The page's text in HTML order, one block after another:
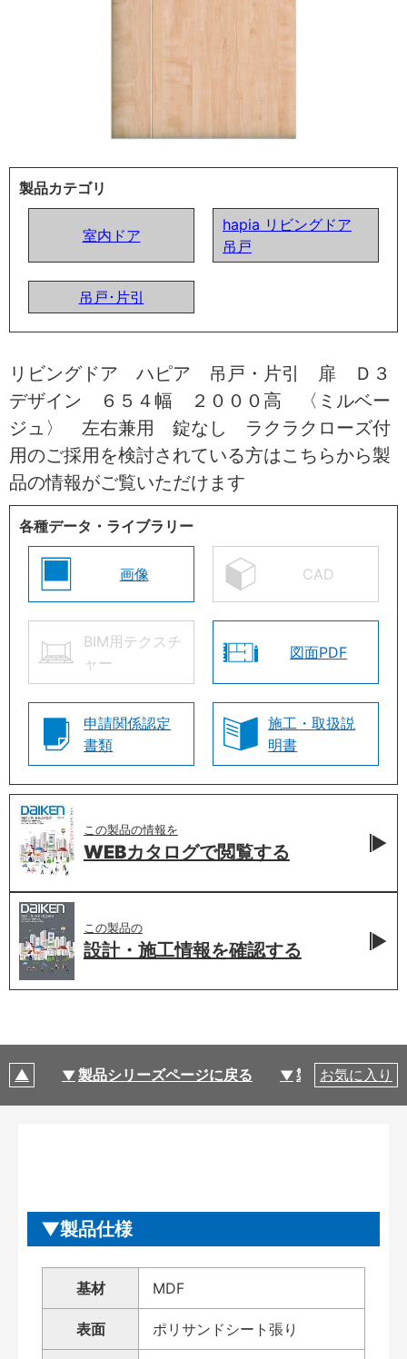
製品カテゴリ
室内ドア
hapia リビングドア
吊戸
吊戸･片引
リビングドア ハピア 吊戸・片引 扉 Ｄ３
デザイン ６５４幅 ２０００高 〈ミルベー
ジュ〉 左右兼用 錠なし ラクラクローズ付
用のご採用を検討されている方はこちらから製
品の情報がご覧いただけます
各種データ・ライブラリー
画像 CAD
BIM用テクスチ
ャー
図面PDF
申請関係認定
書類
施工・取扱説
明書
この製品の情報を
WEBカタログで閲覧する
この製品の
設計・施工情報を確認する
製品シリーズページに戻る 製品仕様
お気に入り
製品仕様
基材 MDF
表面 ポリサンドシート張り